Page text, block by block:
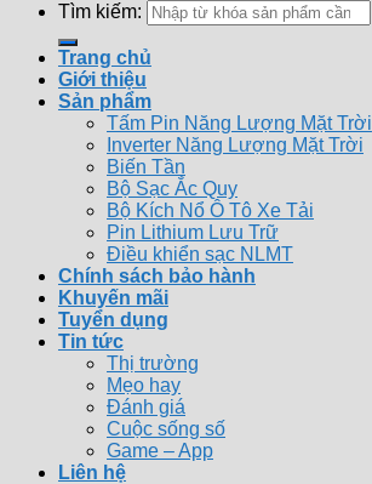
Tìm kiếm:
Trang chủ
Giới thiệu
Sản phẩm
Tấm Pin Năng Lượng Mặt Trời
Inverter Năng Lượng Mặt Trời
Biến Tần
Bộ Sạc Ắc Quy
Bộ Kích Nổ Ô Tô Xe Tải
Pin Lithium Lưu Trữ
Điều khiển sạc NLMT
Chính sách bảo hành
Khuyến mãi
Tuyển dụng
Tin tức
Thị trường
Mẹo hay
Đánh giá
Cuộc sống số
Game – App
Liên hệ